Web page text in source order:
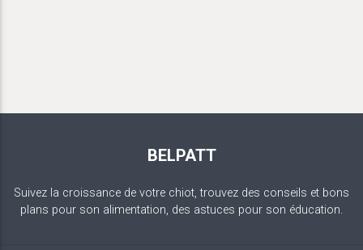
BELPATT
Suivez la croissance de votre chiot, trouvez des conseils et bons
plans pour son alimentation, des astuces pour son éducation.